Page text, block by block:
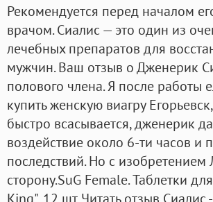
Рекомендуется перед началом
врачом. Сиалис — это один из
лечебных препаратов для
мужчин. Ваш отзыв о Дженерик
полового члена. Я после работы
купить женскую виагру
быстро всасывается, дженерик
воздействие около 6-ти часов и
последствий. Но с
сторону.SuG Female. Таблетки
King", 12 шт. Читать отзыв